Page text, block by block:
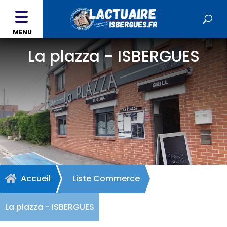
MENU
La plazza - ISBERGUES
 Accueil Liste Commerce
La plazza - ISBERGUES